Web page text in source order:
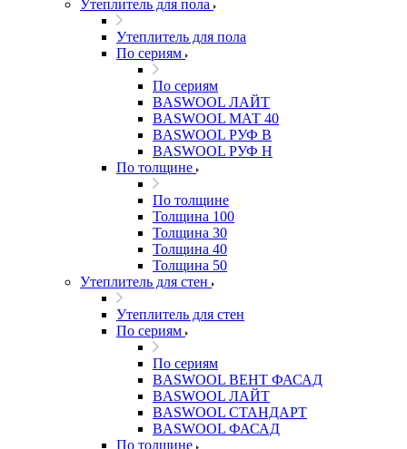
Утеплитель для пола
Утеплитель для пола
По сериям
По сериям
BASWOOL ЛАЙТ
BASWOOL МАТ 40
BASWOOL РУФ В
BASWOOL РУФ Н
По толщине
По толщине
Толщина 100
Толщина 30
Толщина 40
Толщина 50
Утеплитель для стен
Утеплитель для стен
По сериям
По сериям
BASWOOL ВЕНТ ФАСАД
BASWOOL ЛАЙТ
BASWOOL СТАНДАРТ
BASWOOL ФАСАД
По толщине